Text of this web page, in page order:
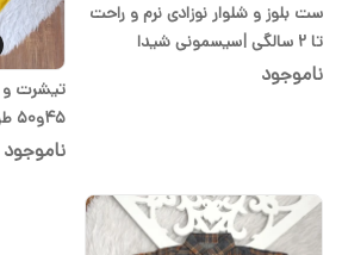
ست بلوز و شلوار نوزادی نرم و راحت
تا ۲ سالگی |سیسمونی شیدا
ناموجود
تیشرت و
45و50 طرح دیور رنگ زرد
ناموجود